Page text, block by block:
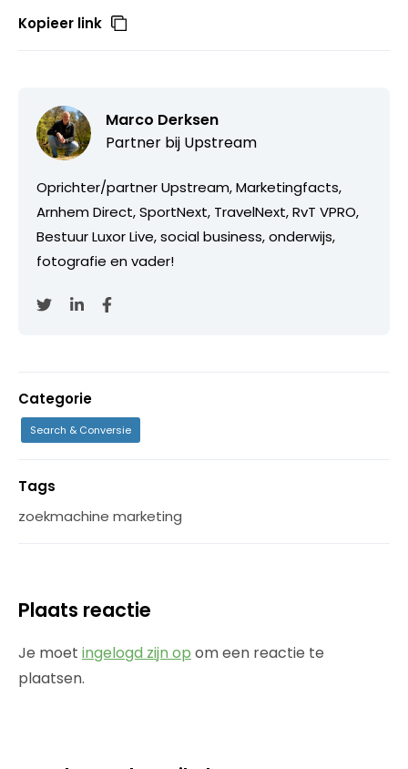
Kopieer link
Marco Derksen
Partner bij Upstream
Oprichter/partner Upstream, Marketingfacts,
Arnhem Direct, SportNext, TravelNext, RvT VPRO,
Bestuur Luxor Live, social business, onderwijs,
fotografie en vader!
Categorie
Search & Conversie
Tags
zoekmachine marketing
Plaats reactie
Je moet ingelogd zijn op om een reactie te
plaatsen.